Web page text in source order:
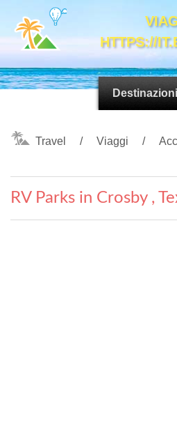
HTTPS://
Destinazioni
Travel Viaggi
RV Parks in Crosby ,